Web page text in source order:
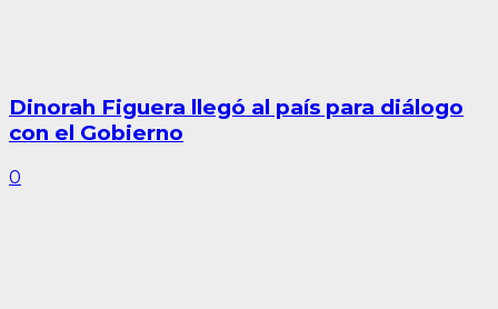
Dinorah Figuera llegó al país para diálogo
con el Gobierno
0